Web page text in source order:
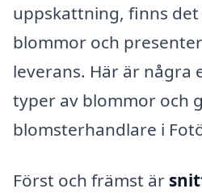
uppskattning, finns
blommor och
leverans. Här är några
typer av blommor och
blomsterhandlare i
Först och främst är